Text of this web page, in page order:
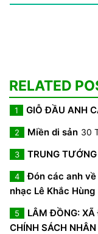
RELATED
1 GIỖ ĐẦU ANH
2 Miền di sản 30
3 TRUNG
4
Đón các anh về
nhạc Lê Khắc Hùng
5
LÂM ĐỒNG:
CHÍNH SÁCH